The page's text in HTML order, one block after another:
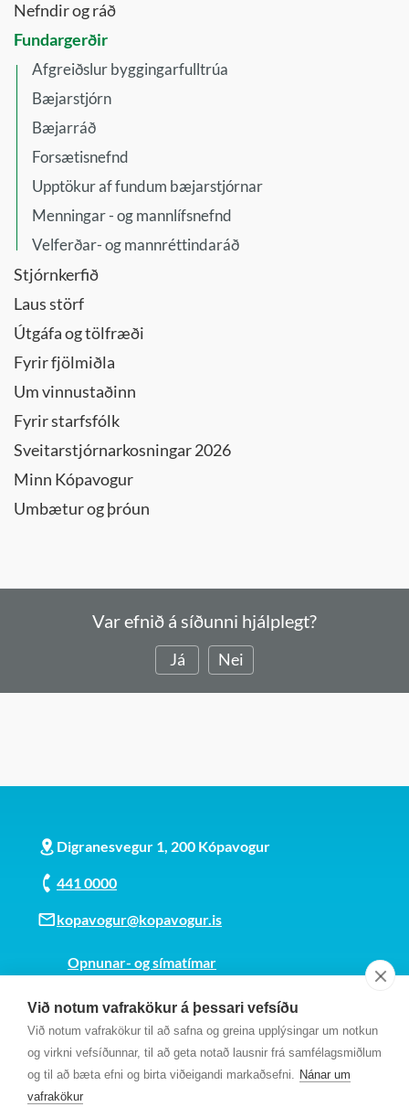
Við notum vafrakökur á þessari vefsíðu
Við notum vafrakökur til að safna og greina upplýsingar um notkun
og virkni vefsíðunnar, til að geta notað lausnir frá samfélagsmiðlum
og til að bæta efni og birta viðeigandi markaðsefni. Nánar um
vafrakökur
Nefndir og ráð
Fundargerðir
Afgreiðslur byggingarfulltrúa
Bæjarstjórn
Bæjarráð
Forsætisnefnd
Upptökur af fundum bæjarstjórnar
Menningar - og mannlífsnefnd
Velferðar- og mannréttindaráð
Stjórnkerfið
Laus störf
Útgáfa og tölfræði
Fyrir fjölmiðla
Um vinnustaðinn
Fyrir starfsfólk
Sveitarstjórnarkosningar 2026
Minn Kópavogur
Umbætur og þróun
Var efnið á síðunni hjálplegt?
Já Nei
Digranesvegur 1, 200 Kópavogur
441 0000
kopavogur@kopavogur.is
Opnunar- og símatímar
Kt. 700169-3759
Fundarmannagátt